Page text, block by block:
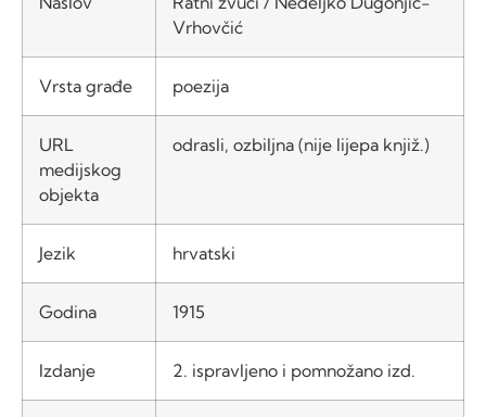
Vrhovčić
Vrsta građe poezija
URL
medijskog
objekta
odrasli, ozbiljna (nije lijepa knjiž.)
Jezik hrvatski
Godina 1915
Izdanje 2. ispravljeno i pomnožano izd.